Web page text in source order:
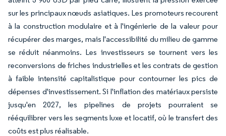
sur les principaux nœuds asiatiques. Les promoteurs recourent
à la construction modulaire et à l'ingénierie de la valeur pour
récupérer des marges, mais l'accessibilité du milieu de gamme
se réduit néanmoins. Les investisseurs se tournent vers les
reconversions de friches industrielles et les contrats de gestion
à faible intensité capitalistique pour contourner les pics de
dépenses d'investissement. Si l'inflation des matériaux persiste
jusqu'en 2027, les pipelines de projets pourraient se
rééquilibrer vers les segments luxe et locatif, où le transfert des
coûts est plus réalisable.